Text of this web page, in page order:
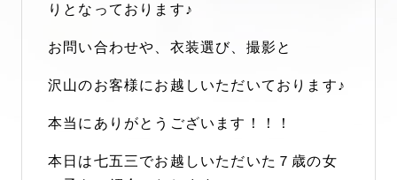
りとなっております♪
お問い合わせや、衣装選び、撮影と
沢山のお客様にお越しいただいております♪
本当にありがとうございます！！！
本日は七五三でお越しいただいた７歳の女